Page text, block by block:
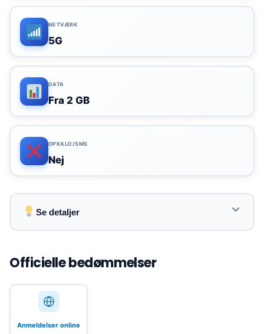
NETVÆRK
5G
DATA
Fra 2 GB
OPKALD/SMS
Nej
Se detaljer
sporadisk brug i Nederlandene eller i udlandet.
Ubegrænsede abonnementer i Nederlandene og
faste datapakker (2 til 40 GB) til over 140
destinationer.
Officielle bedømmelser
Anmeldelser online